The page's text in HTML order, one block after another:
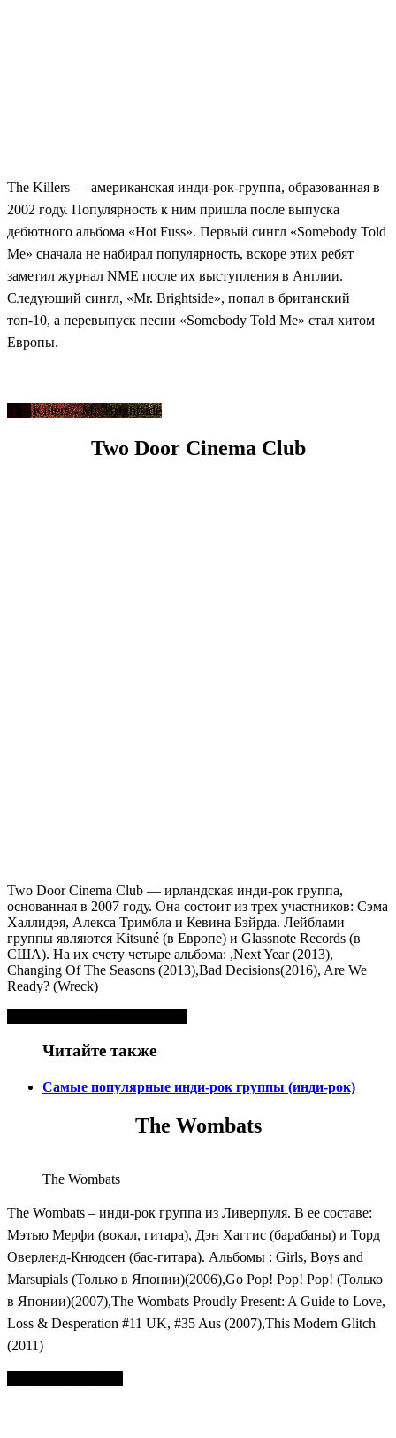
The Killers — американская инди-рок-группа, образованная в
2002 году. Популярность к ним пришла после выпуска
дебютного альбома «Hot Fuss». Первый сингл «Somebody Told
Me» сначала не набирал популярность, вскоре этих ребят
заметил журнал NME после их выступления в Англии.
Следующий сингл, «Mr. Brightside», попал в британский
топ-10, а перевыпуск песни «Somebody Told Me» стал хитом
Европы.
The Killers - Mr. Brightside
Two Door Cinema Club
Two Door Cinema Club — ирландская инди-рок группа,
основанная в 2007 году. Она состоит из трех участников: Сэма
Халлидэя, Алекса Тримбла и Кевина Бэйрда. Лейблами
группы являются Kitsuné (в Европе) и Glassnote Records (в
США). На их счету четыре альбома: ,Next Year (2013),
Changing Of The Seasons (2013),Bad Decisions(2016), Are We
Ready? (Wreck)
Читайте также
Самые популярные инди-рок группы (инди-рок)
The Wombats
The Wombats
The Wombats – инди-рок группа из Ливерпуля. В ее составе:
Мэтью Мерфи (вокал, гитара), Дэн Хаггис (барабаны) и Торд
Оверленд-Кнюдсен (бас-гитара). Альбомы : Girls, Boys and
Marsupials (Только в Японии)(2006),Go Pop! Pop! Pop! (Только
в Японии)(2007),The Wombats Proudly Present: A Guide to Love,
Loss & Desperation #11 UK, #35 Aus (2007),This Modern Glitch
(2011)